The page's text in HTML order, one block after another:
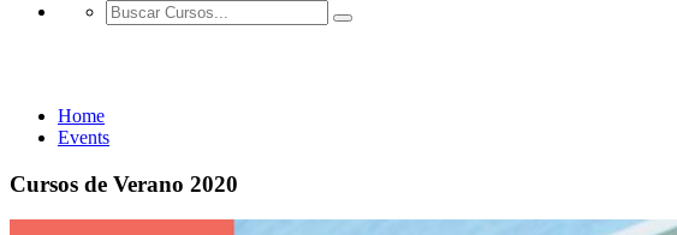
Home
Events
Cursos de Verano 2020